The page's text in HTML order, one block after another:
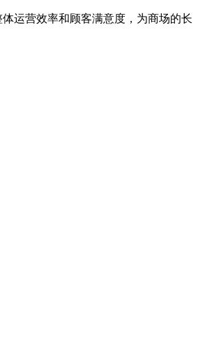
运营效率和顾客满意度，为商场的长